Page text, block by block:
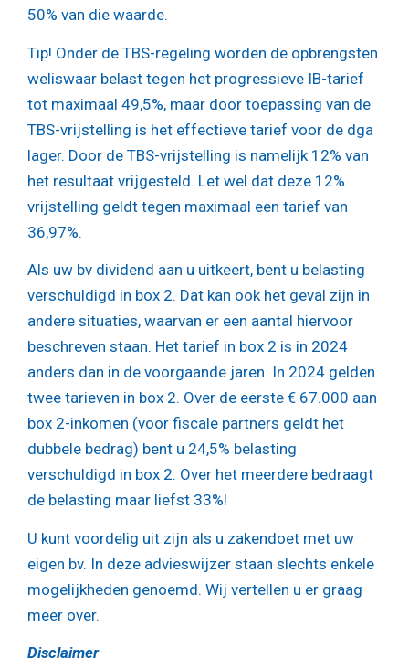
50% van die waarde.
Tip! Onder de TBS-regeling worden de opbrengsten
weliswaar belast tegen het progressieve IB-tarief
tot maximaal 49,5%, maar door toepassing van de
TBS-vrijstelling is het effectieve tarief voor de dga
lager. Door de TBS-vrijstelling is namelijk 12% van
het resultaat vrijgesteld. Let wel dat deze 12%
vrijstelling geldt tegen maximaal een tarief van
36,97%.
Als uw bv dividend aan u uitkeert, bent u belasting
verschuldigd in box 2. Dat kan ook het geval zijn in
andere situaties, waarvan er een aantal hiervoor
beschreven staan. Het tarief in box 2 is in 2024
anders dan in de voorgaande jaren. In 2024 gelden
twee tarieven in box 2. Over de eerste € 67.000 aan
box 2-inkomen (voor fiscale partners geldt het
dubbele bedrag) bent u 24,5% belasting
verschuldigd in box 2. Over het meerdere bedraagt
de belasting maar liefst 33%!
U kunt voordelig uit zijn als u zakendoet met uw
eigen bv. In deze advieswijzer staan slechts enkele
mogelijkheden genoemd. Wij vertellen u er graag
meer over.
Disclaimer